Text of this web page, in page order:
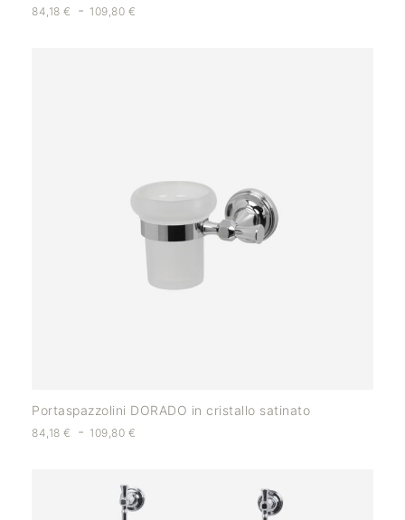
84,18 € - 109,80 €
Portaspazzolini DORADO in cristallo satinato
84,18 € - 109,80 €